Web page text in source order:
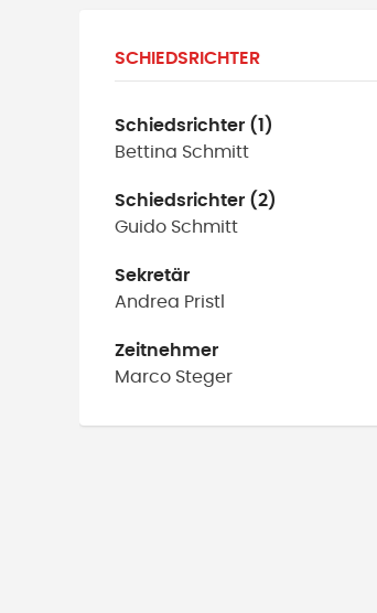
SCHIEDSRICHTER
Schiedsrichter (1)
Bettina Schmitt
Schiedsrichter (2)
Guido Schmitt
Sekretär
Andrea Pristl
Zeitnehmer
Marco Steger